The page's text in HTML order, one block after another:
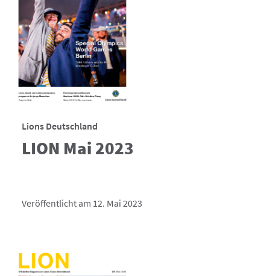
Lions Deutschland
LION Mai 2023
Veröffentlicht am 12. Mai 2023